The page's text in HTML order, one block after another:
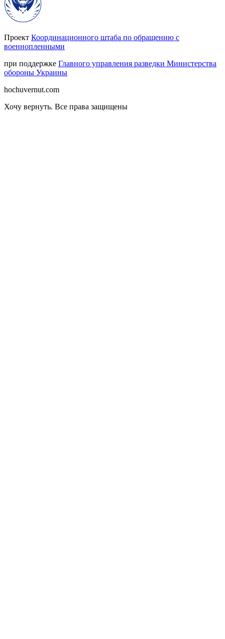
Проект Координационного штаба по обращению с
военнопленными
при поддержке Главного управления разведки Министерства
обороны Украины
hochuvernut.com
Хочу вернуть. Все права защищены